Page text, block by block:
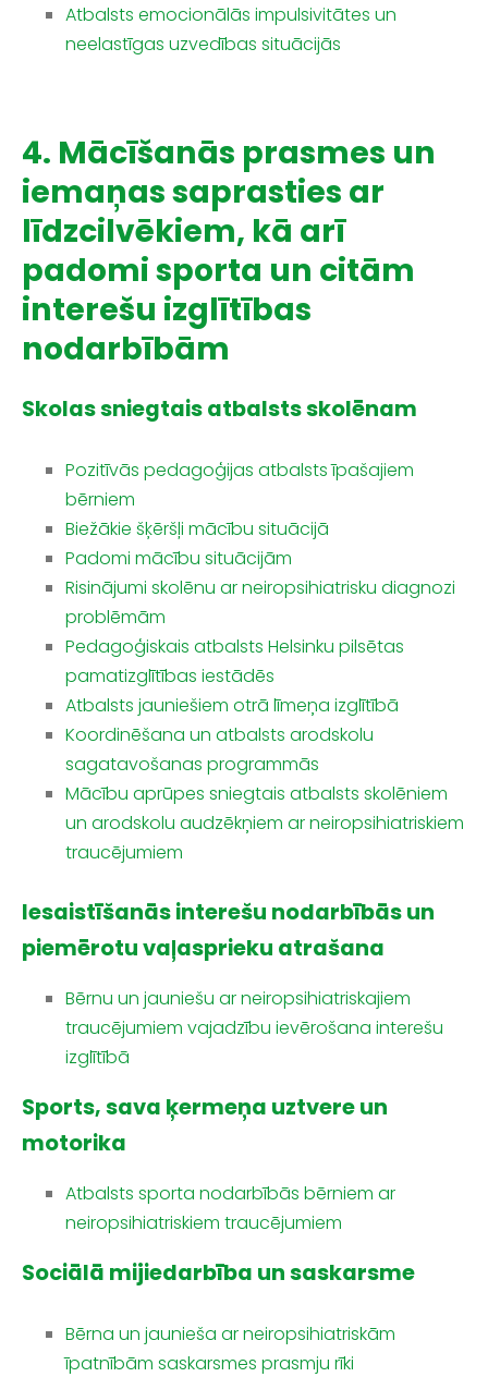
Atbalsts emocionālās impulsivitātes un
neelastīgas uzvedības situācijās
4. Mācīšanās prasmes un
iemaņas saprasties ar
līdzcilvēkiem, kā arī
padomi sporta un citām
interešu izglītības
nodarbībām
Skolas sniegtais atbalsts skolēnam
Pozitīvās pedagoģijas atbalsts īpašajiem
bērniem
Biežākie šķēršļi mācību situācijā
Padomi mācību situācijām
Risinājumi skolēnu ar neiropsihiatrisku diagnozi
problēmām
Pedagoģiskais atbalsts Helsinku pilsētas
pamatizglītības iestādēs
Atbalsts jauniešiem otrā līmeņa izglītībā
Koordinēšana un atbalsts arodskolu
sagatavošanas programmās
Mācību aprūpes sniegtais atbalsts skolēniem
un arodskolu audzēkņiem ar neiropsihiatriskiem
traucējumiem
Iesaistīšanās interešu nodarbībās un
piemērotu vaļasprieku atrašana
Bērnu un jauniešu ar neiropsihiatriskajiem
traucējumiem vajadzību ievērošana interešu
izglītībā
Sports, sava ķermeņa uztvere un
motorika
Atbalsts sporta nodarbībās bērniem ar
neiropsihiatriskiem traucējumiem
Sociālā mijiedarbība un saskarsme
Bērna un jaunieša ar neiropsihiatriskām
īpatnībām saskarsmes prasmju rīki